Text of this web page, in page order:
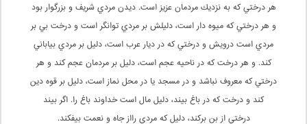
هر درختي كه به نزديك مردمان عزيز است. ديدن مردي شريف و بزرگوار بود
و هر درختي كه ميوه دار است، دليلش بر مردي توانگر است و درخت بي بر
مردي است درويش و درختي كه در ديار عرب است، دليل بر مردي بياباني
كند. و هر درخت كه در ناحيه عجم است، دليل بر مردمان عجم كند و هر
درختي كه معروف نباشد و در مسجد يا در محل نماز است، دليل بر قوه دين
كند و درخت كه در باغ بيند، دليل مال است خداوند باغ را. اگر بيند
درختي از بن بركند، دليل كه مردي رااز جاه و نعمت بيفكند.